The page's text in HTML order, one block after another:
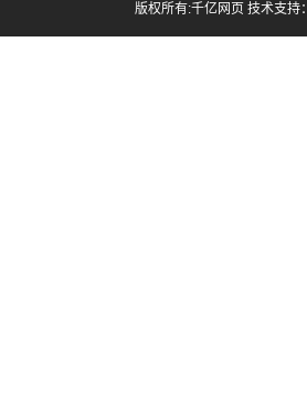
版权所有:千亿网页 技术支持：